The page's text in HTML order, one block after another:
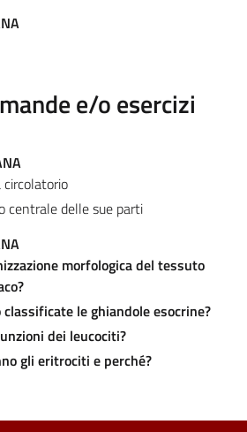
e/o esercizi
centrale delle sue parti
morfologica del tessuto
classificate le ghiandole esocrine?
dei leucociti?
gli eritrociti e perché?